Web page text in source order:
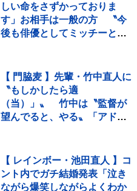
しい命をさずかっておりま
す」お相手は一般の方 〝今
後も俳優としてミッチーとし
【 門脇麦 】先輩・竹中直人に
〝もしかしたら適
（当）」〟 竹中は〝監督が
望んでると、やる〟「アドリ
【 レインボー・池田直人 】コ
ント内でガチ結婚発表「泣き
ながら爆笑しながらよくわか